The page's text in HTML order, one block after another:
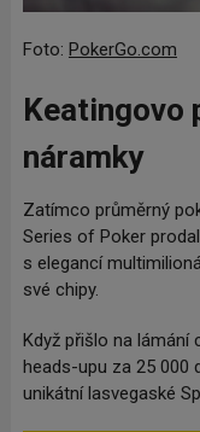
Foto: PokerGo.com
Keatingovo
náramky
Zatímco průměrný
Series of Poker
s elegancí
své chipy.
Když přišlo na lámání
heads-upu za 25 000
unikátní lasvegaské